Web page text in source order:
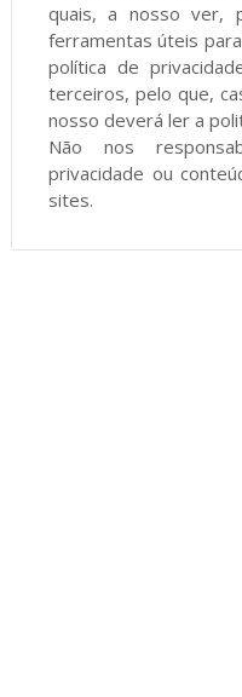
quais, a nosso ver,
ferramentas úteis
política de
terceiros, pelo que,
nosso deverá ler a
Não nos
privacidade ou
sites.